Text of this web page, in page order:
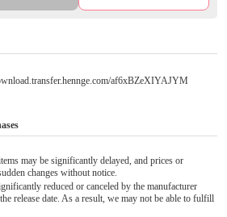
af6xBZeXIYAJYM
may be significantly delayed, and prices or
changes without notice.
reduced or canceled by the manufacturer
release date. As a result, we may not be able to fulfill